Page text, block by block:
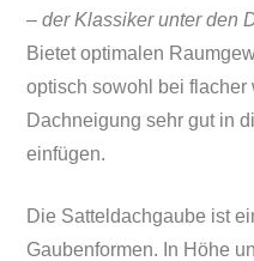
– der Klassiker unter den
Bietet optimalen
optisch sowohl bei
Dachneigung sehr gut in
einfügen.
Die Satteldachgaube ist
Gaubenformen. In Höhe